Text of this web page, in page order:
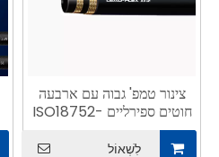
צינור טמפ' גבוה עם ארבעה
חוטים ספירליים ISO18752-
לִשְׁאוֹל